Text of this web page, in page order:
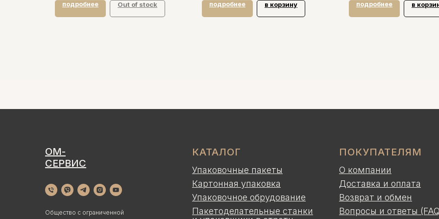
подробнее Out of stock подробнее в корзину подробнее в
ОМ-
СЕРВИС
Общество с ограниченной
КАТАЛОГ
Упаковочные пакеты
Картонная упаковка
Упаковочное обрудование
Пакетоделательные станки
ПОКУПАТЕЛЯМ
О компании
Доставка и оплата
Возврат и обмен
Вопросы и ответы